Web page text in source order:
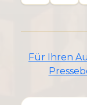
Für Ihren